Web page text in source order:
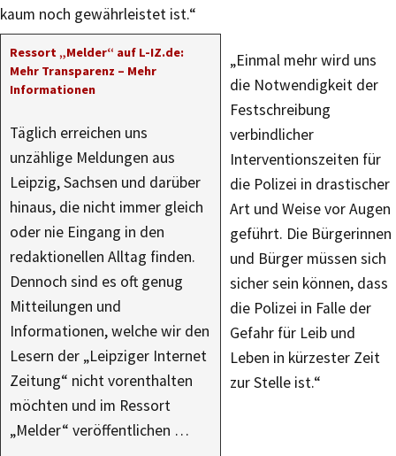
kaum noch gewährleistet ist.“
Ressort „Melder“ auf L-IZ.de:
Mehr Transparenz – Mehr
Informationen
Täglich erreichen uns
unzählige Meldungen aus
Leipzig, Sachsen und darüber
hinaus, die nicht immer gleich
oder nie Eingang in den
redaktionellen Alltag finden.
Dennoch sind es oft genug
Mitteilungen und
Informationen, welche wir den
Lesern der „Leipziger Internet
Zeitung“ nicht vorenthalten
möchten und im Ressort
„Melder“ veröffentlichen …
„Einmal mehr wird uns
die Notwendigkeit der
Festschreibung
verbindlicher
Interventionszeiten für
die Polizei in drastischer
Art und Weise vor Augen
geführt. Die Bürgerinnen
und Bürger müssen sich
sicher sein können, dass
die Polizei in Falle der
Gefahr für Leib und
Leben in kürzester Zeit
zur Stelle ist.“